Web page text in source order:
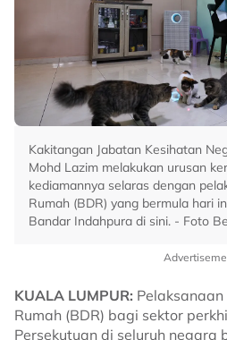
Kakitangan Jabatan Kesihatan
Mohd Lazim melakukan urusan
kediamannya selaras dengan
Rumah (BDR) yang bermula hari
Bandar Indahpura di sini. - Foto
KUALA LUMPUR:
Rumah (BDR) bagi sektor
Persekutuan di seluruh negara